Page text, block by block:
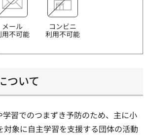
メール
用不可能
コンビニ
利用不可能
ついて
習でのつまずき予防のため、主に小
対象に自主学習を支援する団体の活動